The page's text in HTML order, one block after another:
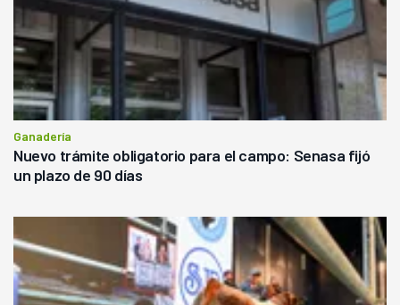
Ganadería
Nuevo trámite obligatorio para el campo: Senasa fijó
un plazo de 90 días